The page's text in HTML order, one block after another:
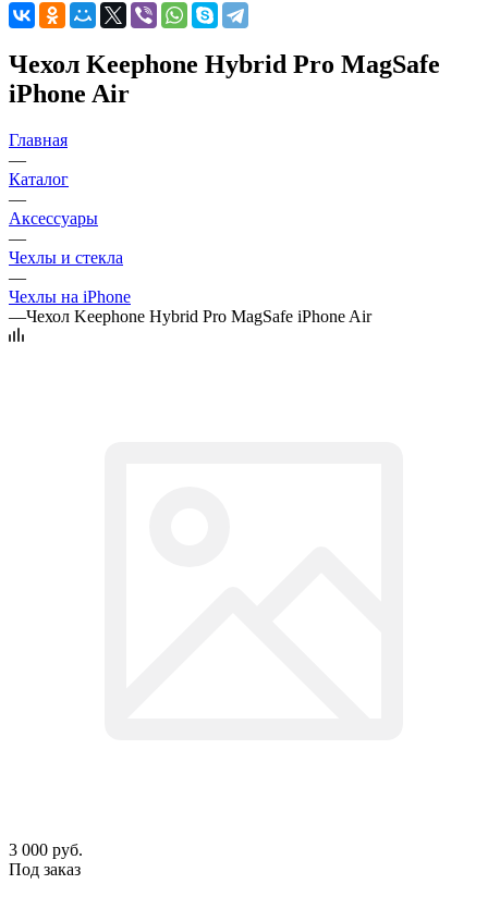
Чехол Keephone Hybrid Pro MagSafe
iPhone Air
Главная
—
Каталог
—
Аксессуары
—
Чехлы и стекла
—
Чехлы на iPhone
—Чехол Keephone Hybrid Pro MagSafe iPhone Air
3 000 руб.
Под заказ